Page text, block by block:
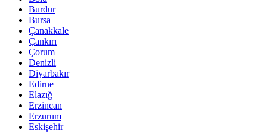
Burdur
Bursa
Çanakkale
Çankırı
Çorum
Denizli
Diyarbakır
Edirne
Elazığ
Erzincan
Erzurum
Eskişehir